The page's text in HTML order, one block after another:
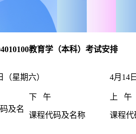
教育学（本科）考试安排
（星期六） 4月14
下 午
上 午
及名
课程代码及名称 课程代